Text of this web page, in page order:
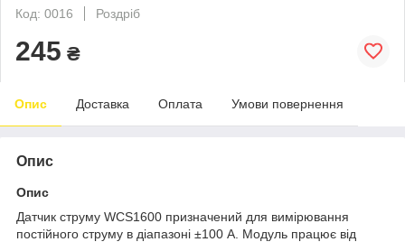
Код: 0016
Роздріб
245 ₴
Опис Доставка Оплата Умови повернення
Опис
Опис
Датчик струму WCS1600 призначений для вимірювання
постійного струму в діапазоні ±100 А. Модуль працює від